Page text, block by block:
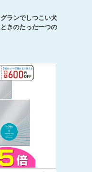
ランでしつこい犬
きのたった一つの